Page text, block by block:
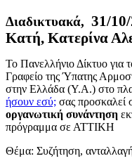
Διαδικτυακά, 31/10/
Κατή, Κατερίνα
Το Πανελλήνιο Δίκτυο για
Γραφείο της Ύπατης
στην Ελλάδα (Υ.Α.) στο
ήσουν εσύ; σας προσκαλεί
οργανωτική συνάντηση
πρόγραμμα σε ΑΤΤΙΚΗ
Θέμα: Συζήτηση,